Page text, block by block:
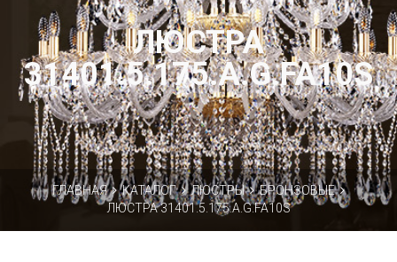
ЛЮСТРА
31401.5.175.A.G.FA10S
ГЛАВНАЯ КАТАЛОГ ЛЮСТРЫ
БРОНЗОВЫЕ
ЛЮСТРА 31401.5.175.A.G.FA10S